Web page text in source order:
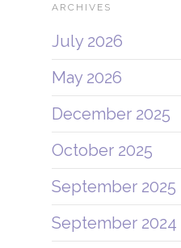
ARCHIVES
July 2026
May 2026
December 2025
October 2025
September 2025
September 2024